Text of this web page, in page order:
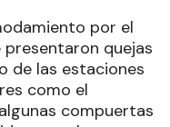
por el
quejas
de las estaciones
como el
compuertas